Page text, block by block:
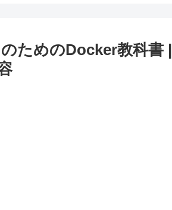
ためのDocker教科書